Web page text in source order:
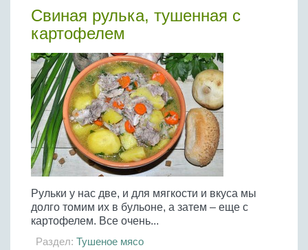
Свиная рулька, тушенная с
картофелем
Рульки у нас две, и для мягкости и вкуса мы
долго томим их в бульоне, а затем – еще с
картофелем. Все очень...
Раздел: Тушеное мясо